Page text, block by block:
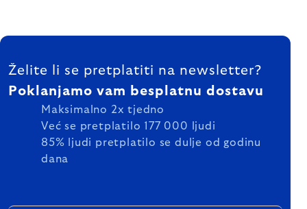
FOOTER
Želite li se pretplatiti na newsletter?
Poklanjamo vam besplatnu dostavu
Maksimalno 2x tjedno
Već se pretplatilo 177 000 ljudi
85% ljudi pretplatilo se dulje od godinu
dana